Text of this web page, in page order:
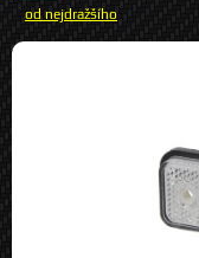
od nejdražšího